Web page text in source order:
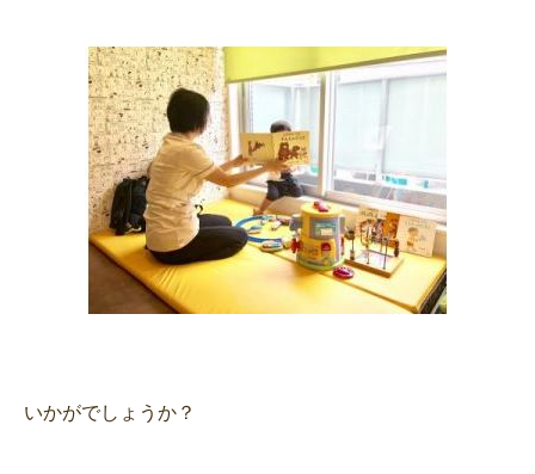
いかがでしょうか？